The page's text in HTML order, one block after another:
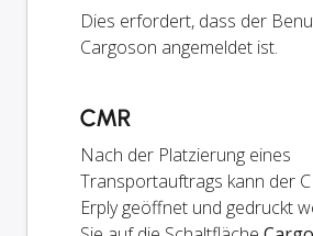
Dies erfordert, dass der
Cargoson angemeldet ist.
CMR
Nach der Platzierung eines
Transportauftrags kann der
Erply geöffnet und gedruckt